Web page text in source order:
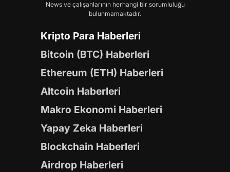
News ve çalışanlarının herhangi bir sorumluluğu
bulunmamaktadır.
Kripto Para Haberleri
Bitcoin (BTC) Haberleri
Ethereum (ETH) Haberleri
Altcoin Haberleri
Makro Ekonomi Haberleri
Yapay Zeka Haberleri
Blockchain Haberleri
Airdrop Haberleri